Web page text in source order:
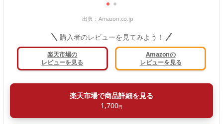
出典： Amazon.co.jp
購入者のレビューを見てみよう！
楽天市場の
レビューを見る
Amazonの
レビューを見る
楽天市場で商品詳細を見る
1,700円